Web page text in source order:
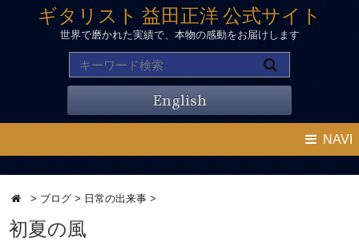
ギタリスト 益田正洋 公式サイト
世界で磨かれた実績で、本物の感動をお届けします
English
NAVI
> ブログ > 日常の出来事 >
初夏の風